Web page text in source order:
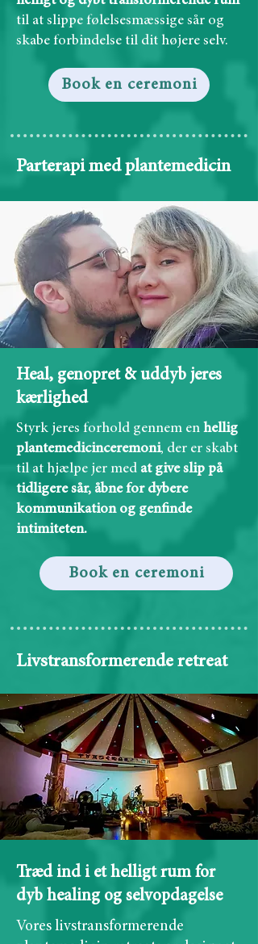
til at slippe følelsesmæssige sår og
skabe forbindelse til dit højere selv.
Book en ceremoni
Parterapi med plantemedicin
Heal, genopret & uddyb jeres
kærlighed
Styrk jeres forhold gennem en hellig
plantemedicinceremoni, der er skabt
til at hjælpe jer med at give slip på
tidligere sår, åbne for dybere
kommunikation og genfinde
intimiteten.
Book en ceremoni
Livstransformerende retreat
Træd ind i et helligt rum for
dyb healing og selvopdagelse
Vores livstransformerende